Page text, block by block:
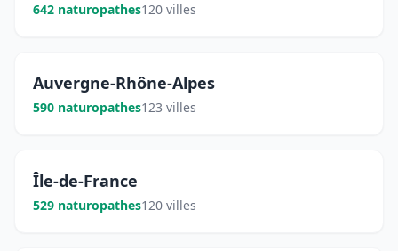
642 naturopathes120 villes
Auvergne-Rhône-Alpes
590 naturopathes123 villes
Île-de-France
529 naturopathes120 villes